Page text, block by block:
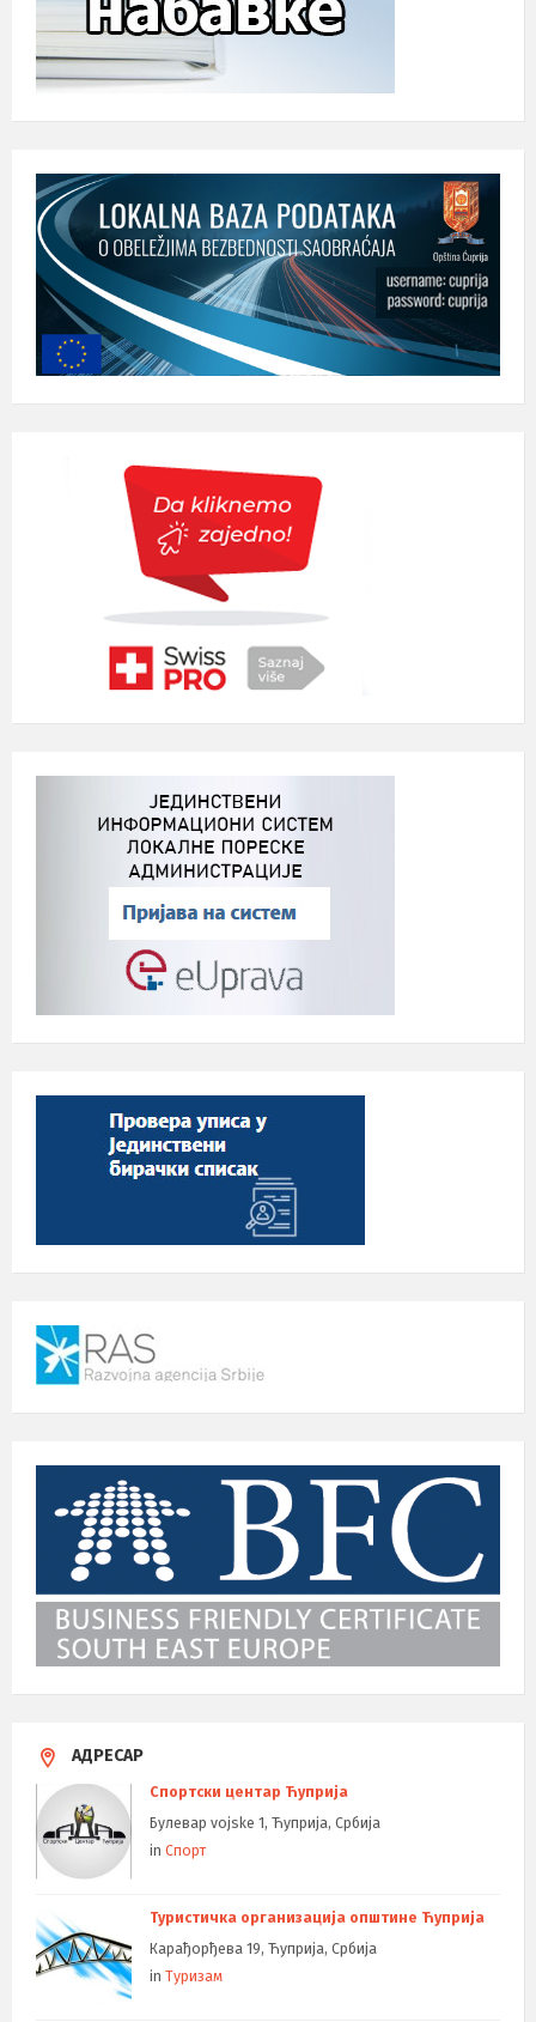
АДРЕСАР
Спортски центар Ћуприја
Булевар vojske 1, Ћуприја, Србија
in Спорт
Туристичка организација општине Ћуприја
Карађорђева 19, Ћуприја, Србија
in Туризам